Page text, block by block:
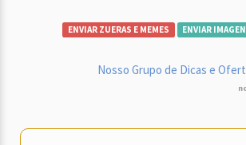
ENVIAR ZUERAS E MEMES ENVIAR
Nosso Grupo de Dicas e